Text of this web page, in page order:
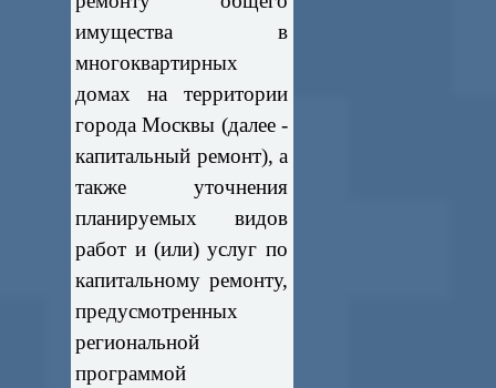
имущества в
многоквартирных
домах на территории
города Москвы (далее -
капитальный ремонт), а
также уточнения
планируемых видов
работ и (или) услуг по
капитальному ремонту,
предусмотренных
региональной
программой